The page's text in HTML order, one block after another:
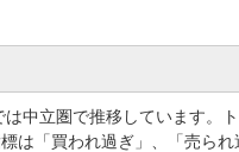
中立圏で推移しています。
は「買われ過ぎ」、「売ら